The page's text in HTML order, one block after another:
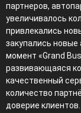
партнеров,
увеличивалось
привлекались
закупались
момент «Grand
развивающаяся
качественный
количество
доверие клиентов.